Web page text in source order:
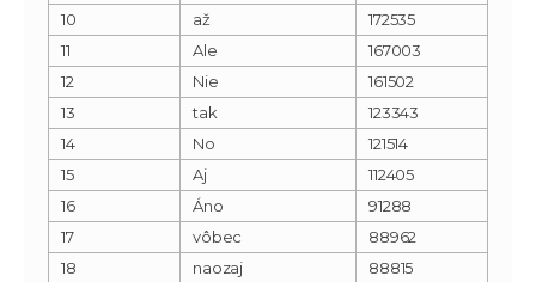
10
až
172535
11
Ale
167003
12
Nie
161502
13
tak
123343
14
No
121514
15
Aj
112405
16
Áno
91288
17
vôbec
88962
18
naozaj
88815